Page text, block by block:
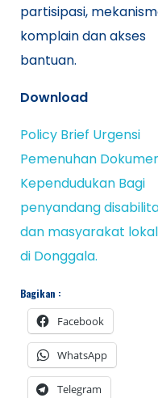
partisipasi,
komplain dan akses
bantuan.
Download
Policy Brief Urgensi
Pemenuhan
Kependudukan Bagi
penyandang
dan masyarakat lokal
di Donggala.
Bagikan :
Facebook
WhatsApp
Telegram